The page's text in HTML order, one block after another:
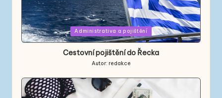
Posted
in
Administrativa a pojištění
Cestovní pojištění do Řecka
Posted
Autor: redakce